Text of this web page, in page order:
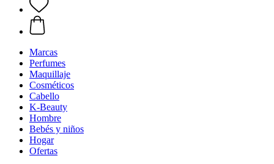
Marcas
Perfumes
Maquillaje
Cosméticos
Cabello
K-Beauty
Hombre
Bebés y niños
Hogar
Ofertas